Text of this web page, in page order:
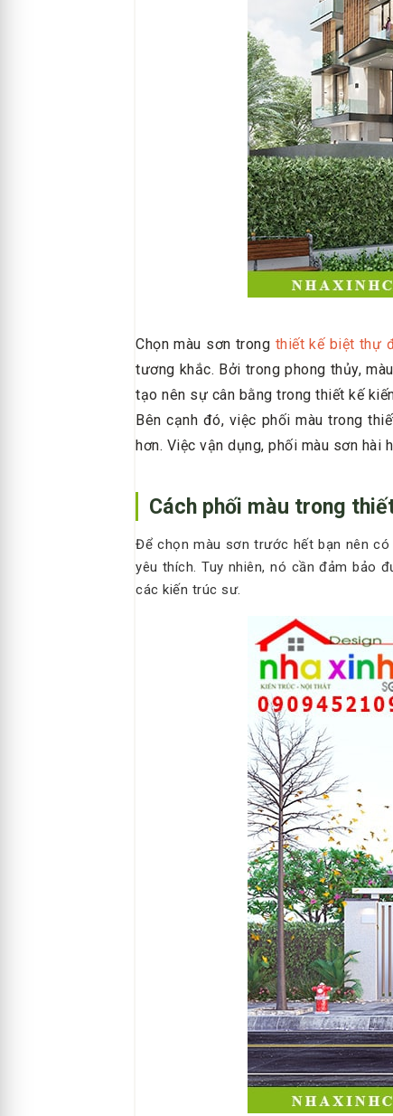
Chọn màu sơn trong thiết kế biệt thự
tương khắc. Bởi trong phong thủy,
tạo nên sự cân bằng trong thiết kế
Bên cạnh đó, việc phối màu trong
hơn. Việc vận dụng, phối màu sơn
Cách phối màu trong
Để chọn màu sơn trước hết bạn nên
yêu thích. Tuy nhiên, nó cần đảm bảo
các kiến trúc sư.